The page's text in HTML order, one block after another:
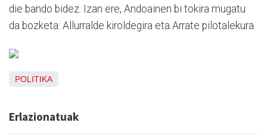
die bando bidez. Izan ere, Andoainen bi tokira mugatu
da bozketa: Allurralde kiroldegira eta Arrate pilotalekura.
POLITIKA
Erlazionatuak